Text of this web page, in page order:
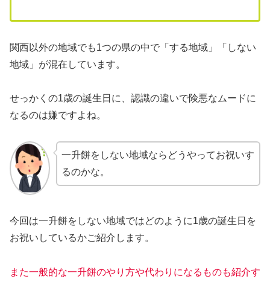
関西以外の地域でも1つの県の中で「する地域」「しない
地域」が混在しています。
せっかくの1歳の誕生日に、認識の違いで険悪なムードに
なるのは嫌ですよね。
一升餅をしない地域ならどうやってお祝いす
るのかな。
今回は一升餅をしない地域ではどのように1歳の誕生日を
お祝いしているかご紹介します。
また一般的な一升餅のやり方や代わりになるものも紹介す